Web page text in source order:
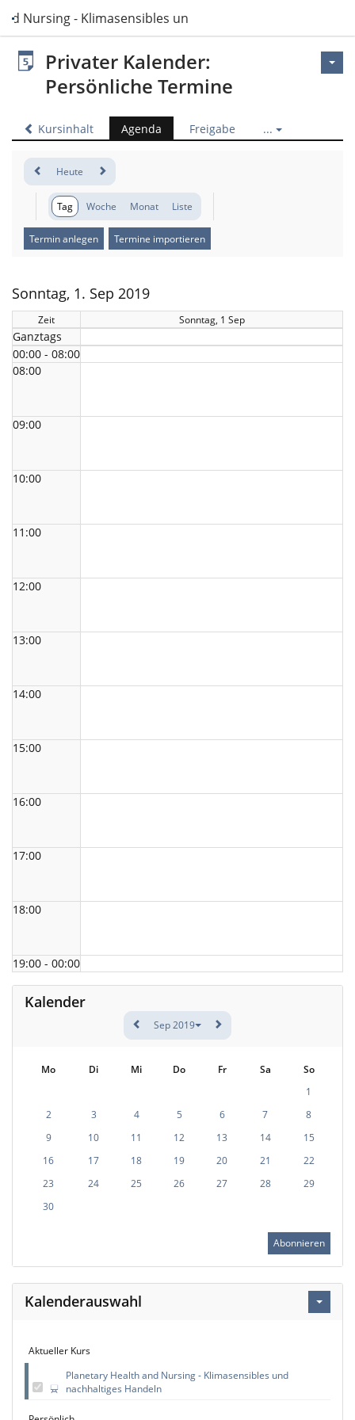
Nursing - Klimasensibles und nachhaltiges Handeln
Privater Kalender:
Persönliche Termine
Kursinhalt Agenda Freigabe ...
Heute
Tag Woche Monat Liste
Termin anlegen Termine importieren
Sonntag, 1. Sep 2019
Zeit Sonntag, 1 Sep
Ganztags
00:00 - 08:00
08:00
09:00
10:00
11:00
12:00
13:00
14:00
15:00
16:00
17:00
18:00
19:00 - 00:00
Kalender
Sep 2019
Mo Di Mi Do Fr Sa
So
1
2
3 4 5 6 7
8
9
10 11 12 13 14
15
16
17 18 19 20 21
22
23
24 25 26 27 28
29
30
Abonnieren
Kalenderauswahl
Aktueller Kurs
Planetary Health and Nursing - Klimasensibles und
nachhaltiges Handeln